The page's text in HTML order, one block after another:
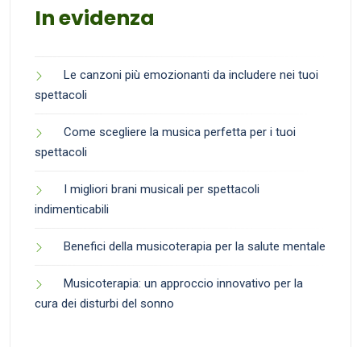
In evidenza
Le canzoni più emozionanti da includere nei tuoi
spettacoli
Come scegliere la musica perfetta per i tuoi
spettacoli
I migliori brani musicali per spettacoli
indimenticabili
Benefici della musicoterapia per la salute mentale
Musicoterapia: un approccio innovativo per la
cura dei disturbi del sonno